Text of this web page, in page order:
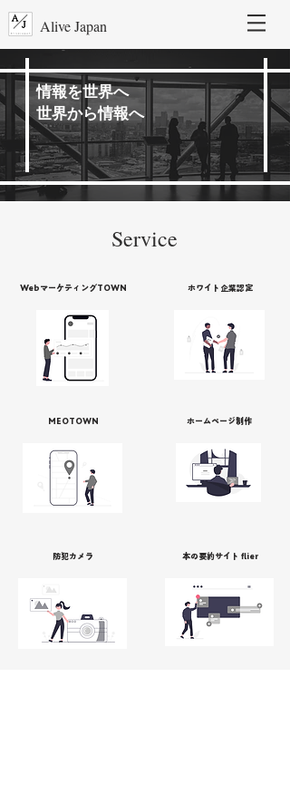
Alive Japan
情報を世界へ
世界から情報へ
Service
WebマーケティングTOWN
MEOTOWN
防犯カメラ
ホワイト企業認定
ホームページ制作
本の要約サイト flier